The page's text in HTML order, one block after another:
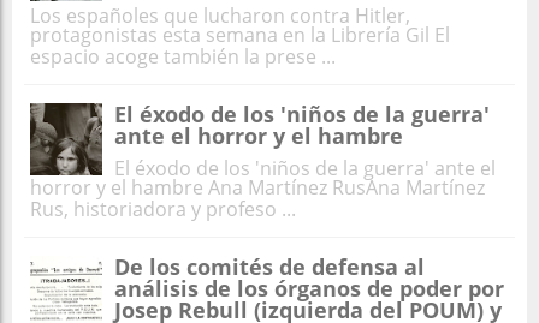
Los españoles que lucharon contra Hitler,
protagonistas esta semana en la Librería Gil El
espacio acoge también la prese ...
El éxodo de los 'niños de la guerra'
ante el horror y el hambre
El éxodo de los 'niños de la guerra' ante el
horror y el hambre Ana Martínez RusAna Martínez
Rus, historiadora y profeso ...
De los comités de defensa al
análisis de los órganos de poder por
Josep Rebull (izquierda del POUM) y